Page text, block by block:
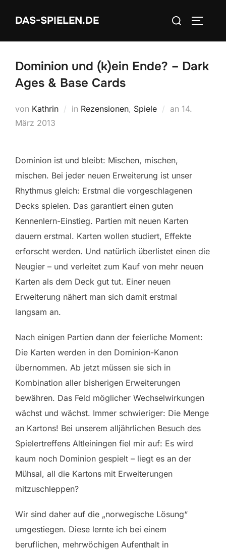
InhaltDAS-SPIELEN.DE
Suchen
Dominion und (k)ein Ende? – Dark
Ages & Base Cards
von Kathrin in Rezensionen, Spiele an 14.
März 2013
Dominion ist und bleibt: Mischen, mischen,
mischen. Bei jeder neuen Erweiterung ist unser
Rhythmus gleich: Erstmal die vorgeschlagenen
Decks spielen. Das garantiert einen guten
Kennenlern-Einstieg. Partien mit neuen Karten
dauern erstmal. Karten wollen studiert, Effekte
erforscht werden. Und natürlich überlistet einen die
Neugier – und verleitet zum Kauf von mehr neuen
Karten als dem Deck gut tut. Einer neuen
Erweiterung nähert man sich damit erstmal
langsam an.
Nach einigen Partien dann der feierliche Moment:
Die Karten werden in den Dominion-Kanon
übernommen. Ab jetzt müssen sie sich in
Kombination aller bisherigen Erweiterungen
bewähren. Das Feld möglicher Wechselwirkungen
wächst und wächst. Immer schwieriger: Die Menge
an Kartons! Bei unserem alljährlichen Besuch des
Spielertreffens Altleiningen fiel mir auf: Es wird
kaum noch Dominion gespielt – liegt es an der
Mühsal, all die Kartons mit Erweiterungen
mitzuschleppen?
Wir sind daher auf die „norwegische Lösung“
umgestiegen. Diese lernte ich bei einem
beruflichen, mehrwöchigen Aufenthalt in